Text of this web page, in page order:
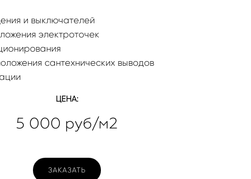
и выключателей
электроточек
сантехнических выводов
ЦЕНА:
5 000 руб/м2
ЗАКАЗАТЬ